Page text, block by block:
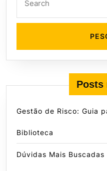
Posts
Gestão de Risco: Guia
Biblioteca
Dúvidas Mais